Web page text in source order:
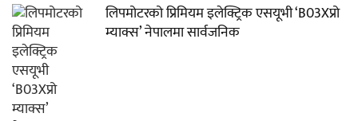
लिपमोटरको प्रिमियम इलेक्ट्रिक एसयूभी ‘B03Xप्रो
म्याक्स’ नेपालमा सार्वजनिक